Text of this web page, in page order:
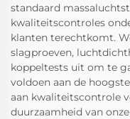
standaard
kwaliteitscontroles
klanten terechtkomt.
slagproeven,
koppeltests uit om te
voldoen aan de
aan kwaliteitscontrole
duurzaamheid van